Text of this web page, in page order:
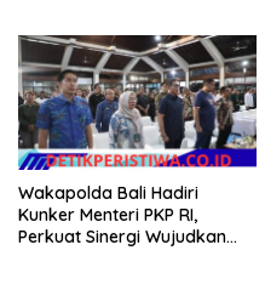
Wakapolda Bali Hadiri
Kunker Menteri PKP RI,
Perkuat Sinergi Wujudkan